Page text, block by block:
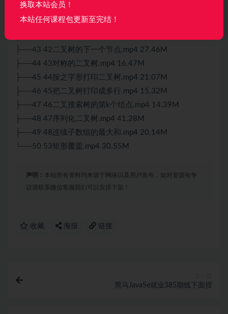
├──40 39最小的K个数.mp4 130.64M
├──41 40数据流中的中位数.mp4 166.47M
├──43 42二叉树的下一个节点.mp4 27.46M
├──44 43对称的二叉树.mp4 16.47M
├──45 44按之字形打印二叉树.mp4 21.07M
├──46 45把二叉树打印成多行.mp4 15.32M
├──47 46二叉搜索树的第k个结点.mp4 14.39M
├──48 47序列化二叉树.mp4 41.28M
├──49 48连续子数组的最大和.mp4 20.14M
└──50 53矩形覆盖.mp4 30.55M
声明： 本站所有资料均来源于网络以及用户发布，如对资源有争
议请联系微信客服我们可以安排下架！
收藏 海报 链接
黑马JavaSe就业385期线下面授
换取本站会员！
本站任何课程包更新至完结！